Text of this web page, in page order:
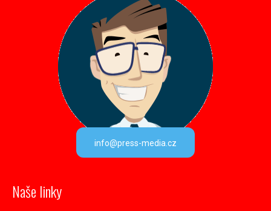
info@press-media.cz
Naše linky